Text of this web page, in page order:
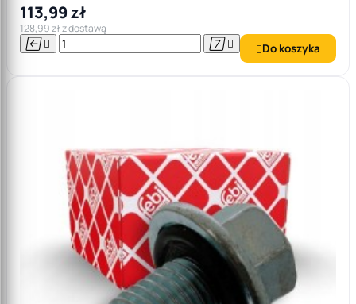
113,99 zł
128,99 zł z dostawą
    Do koszyka